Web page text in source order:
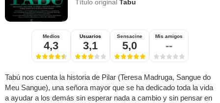
Título originalTabu
Medios
4,3
Usuarios
3,1
Sensacine
5,0
Mis amigos
--
Tabú nos cuenta la historia de Pilar (Teresa Madruga, Sangue do
Meu Sangue), una señora mayor que se ha dedicado toda la vida
a ayudar a los demás sin esperar nada a cambio y sin pensar en